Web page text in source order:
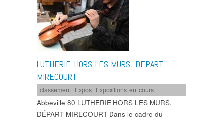
LUTHERIE HORS LES MURS, DÉPART
MIRECOURT
classement Expos Expositions en cours
Abbeville 80 LUTHERIE HORS LES MURS,
DÉPART MIRECOURT Dans le cadre du